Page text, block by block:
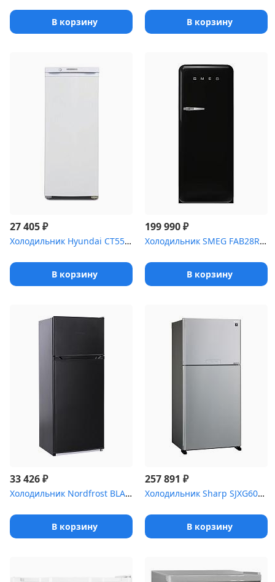
В корзину В корзину
27 405₽
Холодильник Hyundai CT55041F
В корзину
199 990₽
Холодильник SMEG FAB28RBL5 (стиль 50-х годов, 60 см, черный, петл...
В корзину
33 426₽
Холодильник Nordfrost BLACK NRT 141 232
В корзину
257 891 ₽
Холодильник Sharp SJXG60PMSL (187x86.5x74 см) 422 + 178 л, No Fro...
В корзину